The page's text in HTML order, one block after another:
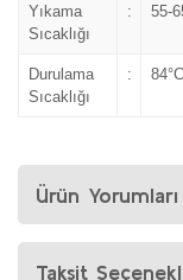
Yıkama
Sıcaklığı
: 55-
Durulama
Sıcaklığı
: 84°C
Ürün Yorumları
Taksit